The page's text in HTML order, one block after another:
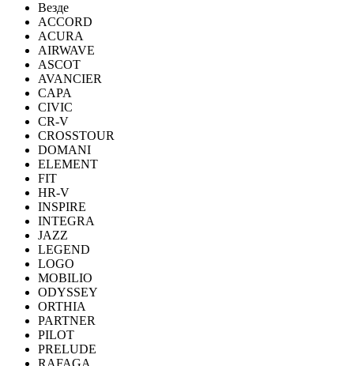
Везде
ACCORD
ACURA
AIRWAVE
ASCOT
AVANCIER
CAPA
CIVIC
CR-V
CROSSTOUR
DOMANI
ELEMENT
FIT
HR-V
INSPIRE
INTEGRA
JAZZ
LEGEND
LOGO
MOBILIO
ODYSSEY
ORTHIA
PARTNER
PILOT
PRELUDE
RAFAGA